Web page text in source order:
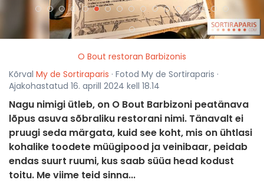
O Bout restoran Barbizonis
Kõrval My de Sortiraparis · Fotod My de Sortiraparis ·
Ajakohastatud 16. aprill 2024 kell 18.14
Nagu nimigi ütleb, on O Bout Barbizoni peatänava
lõpus asuva sõbraliku restorani nimi. Tänavalt ei
pruugi seda märgata, kuid see koht, mis on ühtlasi
kohalike toodete müügipood ja veinibaar, peidab
endas suurt ruumi, kus saab süüa head kodust
toitu. Me viime teid sinna...